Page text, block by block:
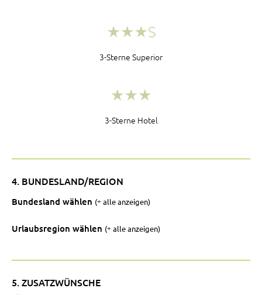
3-Sterne Superior
3-Sterne Hotel
4. BUNDESLAND/REGION
Bundesland wählen ( alle anzeigen)
Urlaubsregion wählen ( alle anzeigen)
5. ZUSATZWÜNSCHE